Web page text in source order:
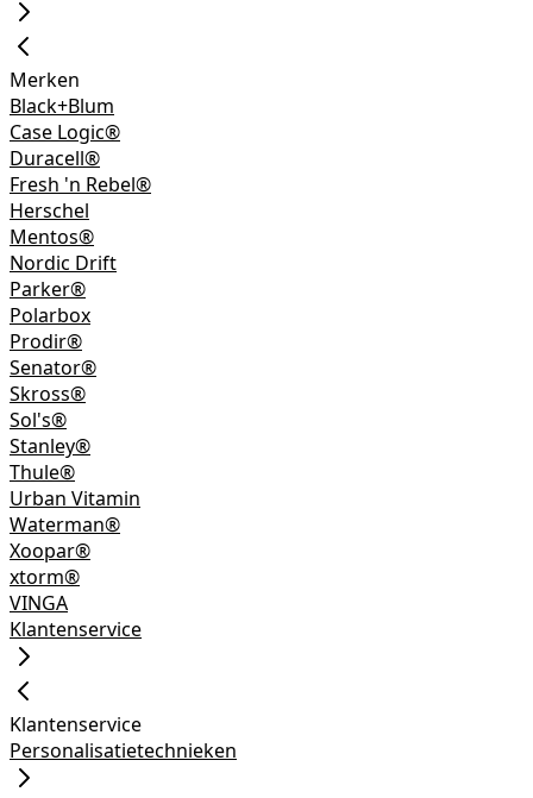
Merken
Black+Blum
Case Logic®
Duracell®
Fresh 'n Rebel®
Herschel
Mentos®
Nordic Drift
Parker®
Polarbox
Prodir®
Senator®
Skross®
Sol's®
Stanley®
Thule®
Urban Vitamin
Waterman®
Xoopar®
xtorm®
VINGA
Klantenservice
Klantenservice
Personalisatietechnieken